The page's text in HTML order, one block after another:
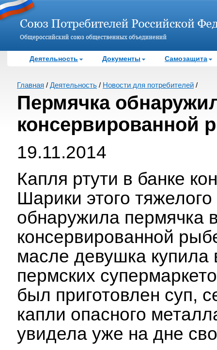
Деятельность Документы Самозащита
Главная / Деятельность / Новости для потребителей /
Пермячка
консервированной
19.11.2014
Капля ртути в банке
Шарики этого
обнаружила пермячка
консервированной
масле девушка купила
пермских
был приготовлен суп,
капли опасного
увидела уже на дне